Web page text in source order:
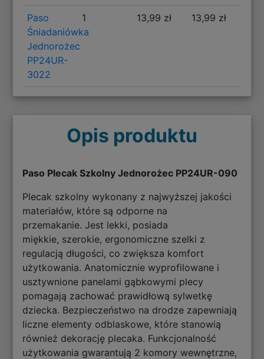
Paso
Śniadaniówka
Jednorożec
PP24UR-
3022
1 13,99 zł 13,99 zł
Opis produktu
Paso Plecak Szkolny Jednorożec PP24UR-090
Plecak szkolny wykonany z najwyższej jakości
materiałów, które są odporne na
przemakanie. Jest lekki, posiada
miękkie, szerokie, ergonomiczne szelki z
regulacją długości, co zwiększa komfort
użytkowania. Anatomicznie wyprofilowane i
usztywnione panelami gąbkowymi plecy
pomagają zachować prawidłową sylwetkę
dziecka. Bezpieczeństwo na drodze zapewniają
liczne elementy odblaskowe, które stanowią
również dekorację plecaka. Funkcjonalność
użytkowania gwarantują 2 komory wewnętrzne,